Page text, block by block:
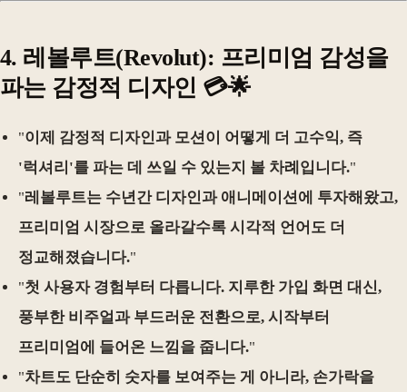
4. 레볼루트(Revolut): 프리미엄 감성을
파는 감정적 디자인 💳🌟
"이제 감정적 디자인과 모션이 어떻게 더 고수익, 즉
'럭셔리'를 파는 데 쓰일 수 있는지 볼 차례입니다."
"레볼루트는 수년간 디자인과 애니메이션에 투자해왔고,
프리미엄 시장으로 올라갈수록 시각적 언어도 더
정교해졌습니다."
"첫 사용자 경험부터 다릅니다. 지루한 가입 화면 대신,
풍부한 비주얼과 부드러운 전환으로, 시작부터
프리미엄에 들어온 느낌을 줍니다."
"차트도 단순히 숫자를 보여주는 게 아니라, 손가락을